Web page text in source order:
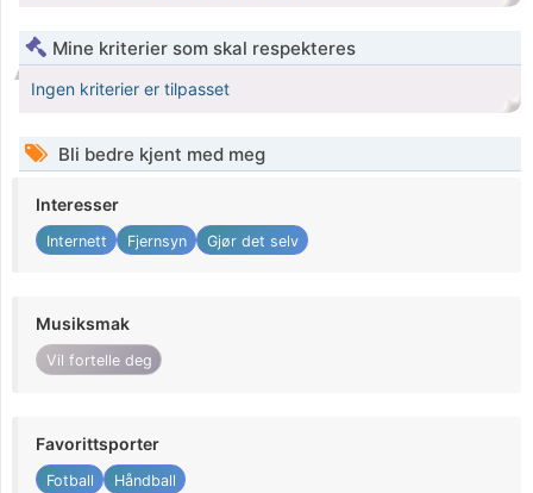
Mine kriterier som skal respekteres
Ingen kriterier er tilpasset
Bli bedre kjent med meg
Interesser
Internett Fjernsyn Gjør det selv
Musiksmak
Vil fortelle deg
Favorittsporter
Fotball Håndball